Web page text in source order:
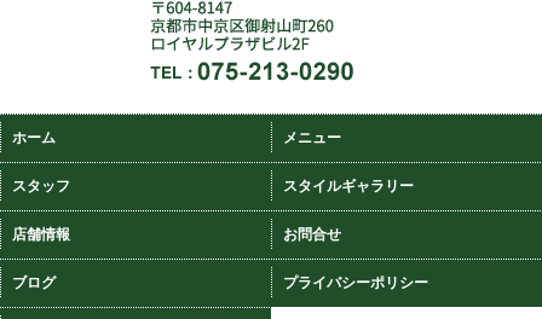
ホーム メニュー
スタッフ スタイルギャラリー
店舗情報 お問合せ
ブログ プライバシーポリシー